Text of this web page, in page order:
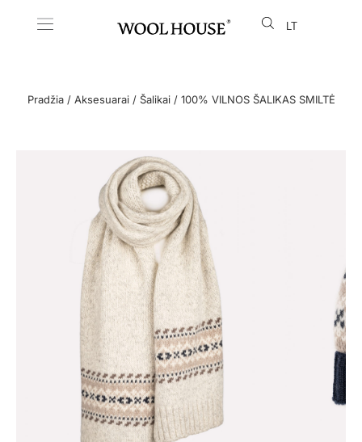
LT
EN
Pradžia/ Aksesuarai/ Šalikai/ 100% VILNOS ŠALIKAS SMILTĖ